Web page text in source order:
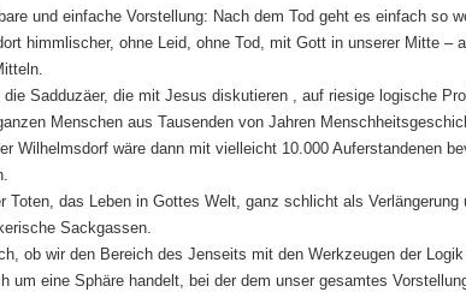
und einfache Vorstellung: Nach dem Tod geht es einfach so
himmlischer, ohne Leid, ohne Tod, mit Gott in unserer Mitte –
Sadduzäer, die mit Jesus diskutieren , auf riesige logische
Menschen aus Tausenden von Jahren
Wilhelmsdorf wäre dann mit vielleicht 10.000 Auferstandenen
Toten, das Leben in Gottes Welt, ganz schlicht als
Sackgassen.
ob wir den Bereich des Jenseits mit den Werkzeugen der
um eine Sphäre handelt, bei der dem unser gesamtes